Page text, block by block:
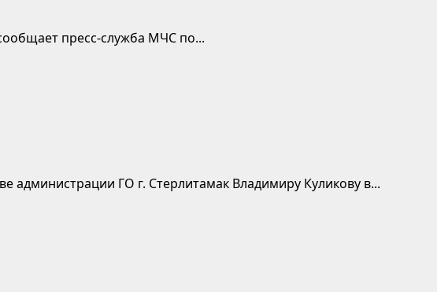
пресс-служба МЧС по...
администрации ГО г. Стерлитамак Владимиру Куликову в...